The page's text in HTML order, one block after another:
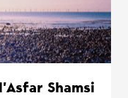
Shamsi